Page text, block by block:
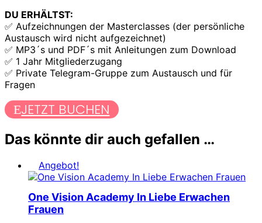
DU ERHÄLTST:
✅ Aufzeichnungen der Masterclasses (der persönliche
Austausch wird nicht aufgezeichnet)
✅ MP3´s und PDF´s mit Anleitungen zum Download
✅ 1 Jahr Mitgliederzugang
✅ Private Telegram-Gruppe zum Austausch und für
Fragen
JETZT BUCHEN
Das könnte dir auch gefallen …
Angebot!
One Vision Academy In Liebe Erwachen
Frauen